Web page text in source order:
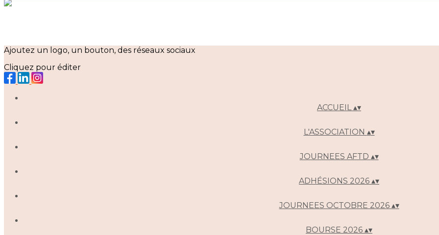
Ajoutez un logo, un bouton, des réseaux sociaux
Cliquez pour éditer
ACCUEIL▴▾
L'ASSOCIATION ▴▾
JOURNEES AFTD ▴▾
ADHÉSIONS 2026 ▴▾
JOURNEES OCTOBRE 2026 ▴▾
BOURSE 2026 ▴▾